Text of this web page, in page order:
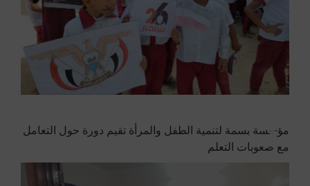
مؤسسة بسمة لتنمية الطفل والمرأة تقيم دورة حول التعامل
مع صعوبات التعلم